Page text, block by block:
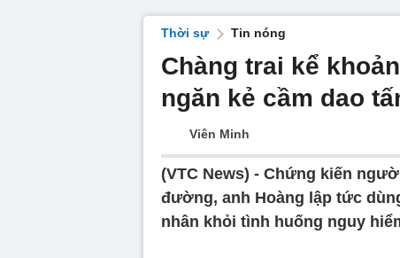
Thời sự Tin nóng
Chàng trai kể
ngăn kẻ cầm dao
Viên Minh
(VTC News) - Chứng kiến
đường, anh Hoàng lập tức
nhân khỏi tình huống nguy